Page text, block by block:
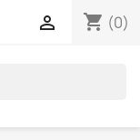
shopping_cart (0)
